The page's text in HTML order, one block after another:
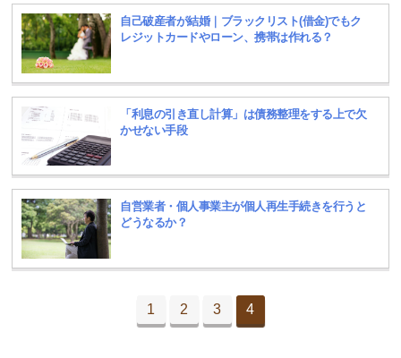
自己破産者が結婚｜ブラックリスト(借金)でもク
レジットカードやローン、携帯は作れる？
「利息の引き直し計算」は債務整理をする上で欠
かせない手段
自営業者・個人事業主が個人再生手続きを行うと
どうなるか？
1 2 3 4